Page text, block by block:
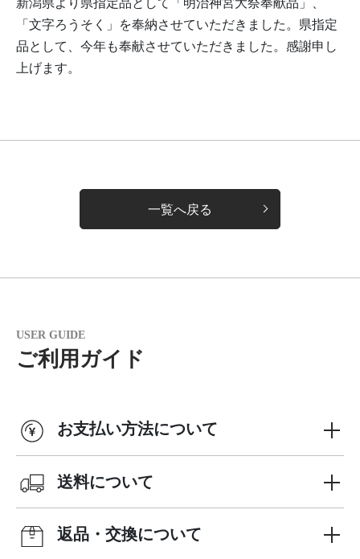
新潟県より県指定品として「明治神宮大祭奉献品」、
「文字ろうそく」を奉納させていただきました。県指定
品として、今年も奉献させていただきました。感謝申し
上げます。
一覧へ戻る
USER GUIDE
ご利用ガイド
お支払い方法について
送料について
返品・交換について